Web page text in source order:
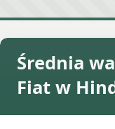
Średnia
Fiat w